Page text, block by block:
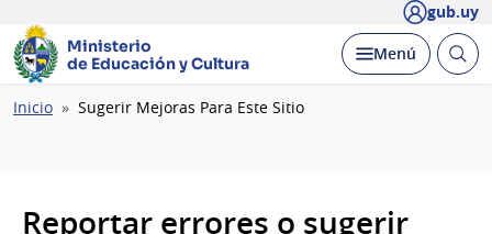
gub.uy
Ministerio
de Educación y Cultura
Desplegar
Menú Abrir
Ruta
Inicio Sugerir Mejoras Para Este Sitio
Reportar errores o sugerir